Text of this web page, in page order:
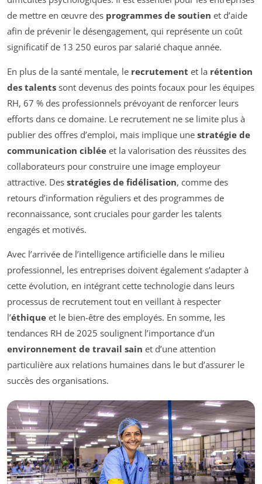
de mettre en œuvre des programmes de soutien et d’aide
afin de prévenir le désengagement, qui représente un coût
significatif de 13 250 euros par salarié chaque année.
En plus de la santé mentale, le recrutement et la rétention
des talents sont devenus des points focaux pour les équipes
RH, 67 % des professionnels prévoyant de renforcer leurs
efforts dans ce domaine. Le recrutement ne se limite plus à
publier des offres d’emploi, mais implique une stratégie de
communication ciblée et la valorisation des réussites des
collaborateurs pour construire une image employeur
attractive. Des stratégies de fidélisation, comme des
retours d’information réguliers et des programmes de
reconnaissance, sont cruciales pour garder les talents
engagés et motivés.
Avec l’arrivée de l’intelligence artificielle dans le milieu
professionnel, les entreprises doivent également s’adapter à
cette évolution, en intégrant cette technologie dans leurs
processus de recrutement tout en veillant à respecter
l’éthique et le bien-être des employés. En somme, les
tendances RH de 2025 soulignent l’importance d’un
environnement de travail sain et d’une attention
particulière aux relations humaines dans le but d’assurer le
succès des organisations.